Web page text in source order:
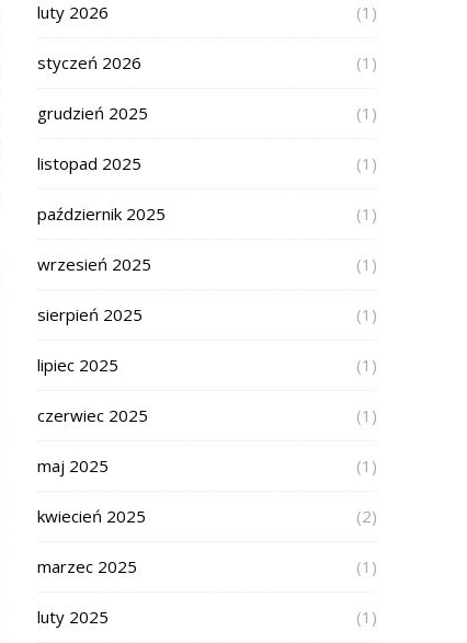
luty 2026 (1)
styczeń 2026 (1)
grudzień 2025 (1)
listopad 2025 (1)
październik 2025 (1)
wrzesień 2025 (1)
sierpień 2025 (1)
lipiec 2025 (1)
czerwiec 2025 (1)
maj 2025 (1)
kwiecień 2025 (2)
marzec 2025 (1)
luty 2025 (1)